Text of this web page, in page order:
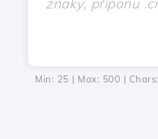
Min: 25 | Max: 500 | Chars: